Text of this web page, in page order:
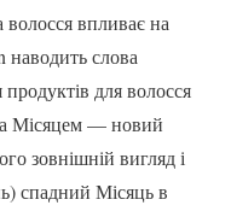
впливає на
наводить слова
для волосся
Місяцем — новий
зовнішній вигляд і
спадний Місяць в